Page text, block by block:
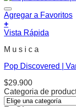
Agregar a Favoritos
+
Vista Rápida
M u s i c a
Pop Discovered |
$29.900
Categoria de